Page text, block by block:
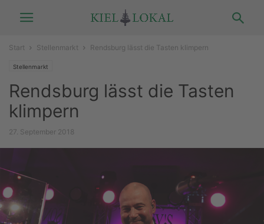
Start Stellenmarkt Rendsburg lässt die Tasten klimpern
Stellenmarkt
Rendsburg lässt die Tasten
klimpern
27. September 2018